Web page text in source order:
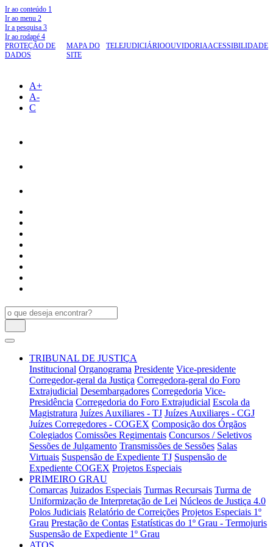
Ir ao conteúdo 1
Ir ao menu 2
Ir a pesquisa 3
Ir ao rodapé 4
PROTEÇÃO DE
DADOS
MAPA DO
SITE
TELEJUDICIÁRIOOUVIDORIAACESSIBILIDADE
A+
A-
C
TRIBUNAL DE JUSTIÇA
Institucional Organograma Presidente Vice-presidente
Corregedor-geral da Justiça Corregedora-geral do Foro
Extrajudicial Desembargadores Corregedoria Vice-
Presidência Corregedoria do Foro Extrajudicial Escola da
Magistratura Juízes Auxiliares - TJ Juízes Auxiliares - CGJ
Juízes Corregedores - COGEX Composição dos Órgãos
Colegiados Comissões Regimentais Concursos / Seletivos
Sessões de Julgamento Transmissões de Sessões Salas
Virtuais Suspensão de Expediente TJ Suspensão de
Expediente COGEX Projetos Especiais
PRIMEIRO GRAU
Comarcas Juizados Especiais Turmas Recursais Turma de
Uniformização de Interpretação de Lei Núcleos de Justiça 4.0
Polos Judiciais Relatório de Correições Projetos Especiais 1º
Grau Prestação de Contas Estatísticas do 1º Grau - Termojuris
Suspensão de Expediente 1º Grau
ATOS